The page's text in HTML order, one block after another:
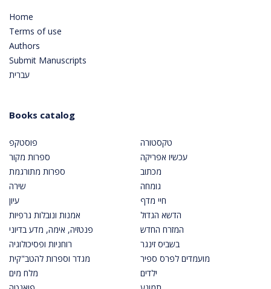
Home
Terms of use
Authors
Submit Manuscripts
עברית
Books catalog
פוסטקפ
ספרות מקור
ספרות מתורגמת
שירה
עיון
אמנות ונובלות גרפיות
פנטזיה, אימה, מדע בדיוני
רוחניות ופסיכולוגיה
מגדר וספרות להטב"קית
מלח מים
טקסטורה
עכשיו אפריקה
מכתוב
גומחה
חיי מדף
הדשא הגדול
המזרח החדש
בשביס זינגר
מועמדים לפרס ספיר
ילדים